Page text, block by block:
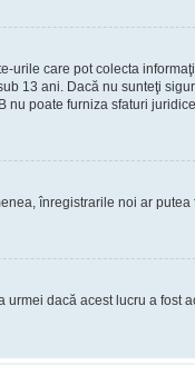
urile care pot colecta
13 ani. Dacă nu sunteţi
poate furniza sfaturi
înregistrarile noi ar
dacă acest lucru a fost